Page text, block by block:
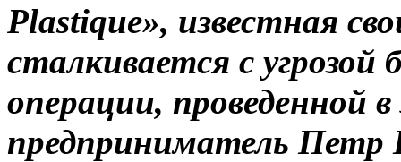
Plastique», известная
сталкивается с
операции, проведенной
предприниматель Петр